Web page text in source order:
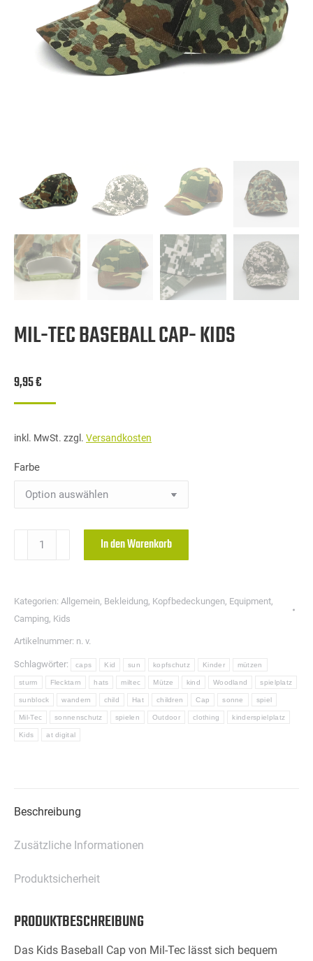
MIL-TEC BASEBALL CAP- KIDS
9,95€
inkl. MwSt. zzgl. Versandkosten
Farbe
Tec
CAP-
Kids
Menge
In den Warenkorb
Kategorien: Allgemein, Bekleidung, Kopfbedeckungen, Equipment,
Camping, Kids
Artikelnummer: n. v.
Schlagwörter: caps Kid sun kopfschutz Kinder mützen
sturm Flecktarn hats miltec Mütze kind Woodland spielplatz
sunblock wandern child Hat children Cap sonne spiel
Mil-Tec sonnenschutz spielen Outdoor clothing kinderspielplatz
Kids at digital
Beschreibung
Zusätzliche Informationen
Produktsicherheit
PRODUKTBESCHREIBUNG
Das Kids Baseball Cap von Mil-Tec lässt sich bequem